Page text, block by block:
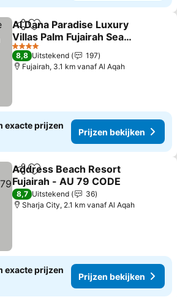
DelenToevoegen aan favorieten
Al Dana Paradise Luxury
Villas Palm Fujairah Sea
View
Prijzen bekijken
4 Sterren
8,8 Uitstekend
197
Fujairah, 3.1 km vanaf Al Aqah
exacte prijzen
Prijzen bekijken
DelenToevoegen aan favorieten
Address Beach Resort
Fujairah - AU 79 CODE
Prijzen bekijken
8,7 Uitstekend
36
Sharja City, 2.1 km vanaf Al Aqah
exacte prijzen
Prijzen bekijken